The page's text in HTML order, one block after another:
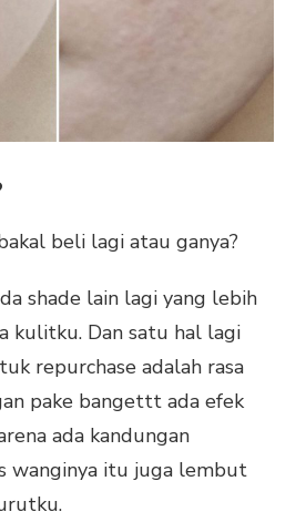
beli lagi atau ganya?
shade lain lagi yang lebih
kulitku. Dan satu hal lagi
repurchase adalah rasa
pake bangettt ada efek
ada kandungan
wanginya itu juga lembut